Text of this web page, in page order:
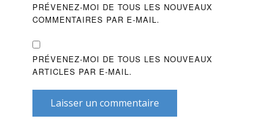
PRÉVENEZ-MOI DE TOUS LES NOUVEAUX
COMMENTAIRES PAR E-MAIL.
PRÉVENEZ-MOI DE TOUS LES NOUVEAUX
ARTICLES PAR E-MAIL.
Laisser un commentaire